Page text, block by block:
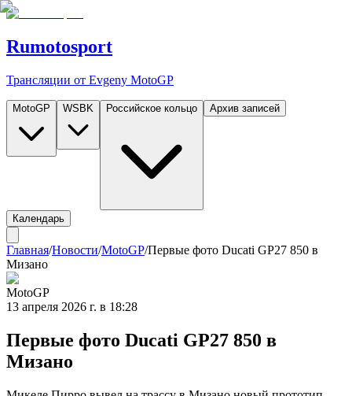
Rumotosport
Трансляции от Evgeny MotoGP
MotoGP WSBK Российское кольцо Архив записей
Календарь
Главная/Новости/MotoGP/Первые фото Ducati GP27 850 в
Мизано
MotoGP
13 апреля 2026 г. в 18:28
Первые фото Ducati GP27 850 в
Мизано